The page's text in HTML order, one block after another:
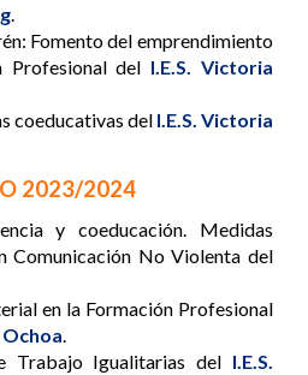
Fomento del emprendimiento
Profesional del I.E.S. Victoria
del I.E.S. Victoria
2023/2024
coeducación. Medidas
Comunicación No Violenta del
en la Formación Profesional
Ochoa.
Igualitarias del I.E.S.